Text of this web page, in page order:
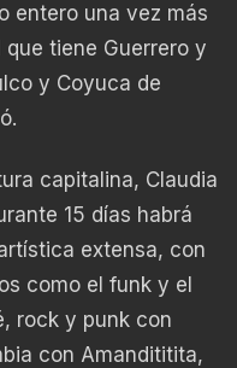
entero una vez más
tiene Guerrero y
y Coyuca de
capitalina, Claudia
15 días habrá
extensa, con
como el funk y el
rock y punk con
con Amandititita,